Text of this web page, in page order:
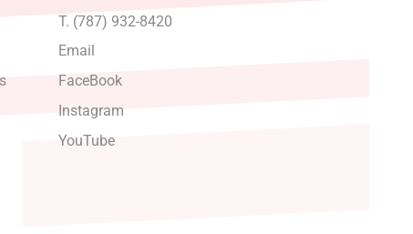
T. (787) 932-8420
Email
FaceBook
Instagram
YouTube